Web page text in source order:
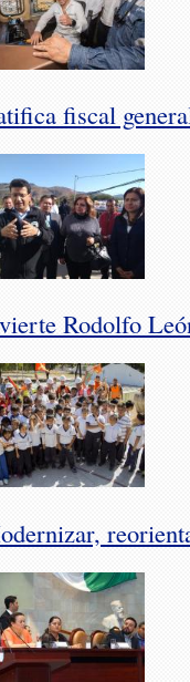
fiscal
Rodolfo